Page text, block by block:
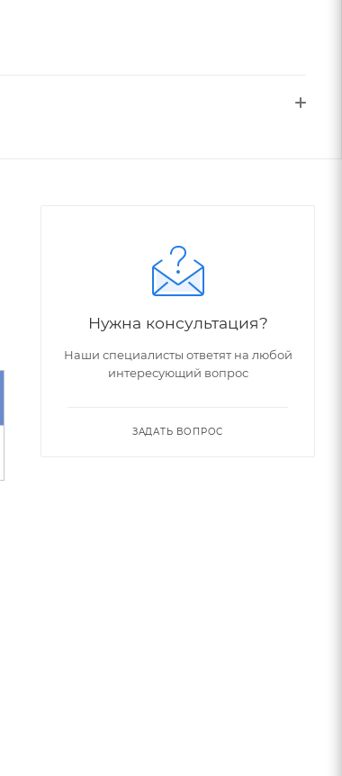
Нужна консультация?
Наши специалисты ответят на любой
интересующий вопрос
ЗАДАТЬ ВОПРОС